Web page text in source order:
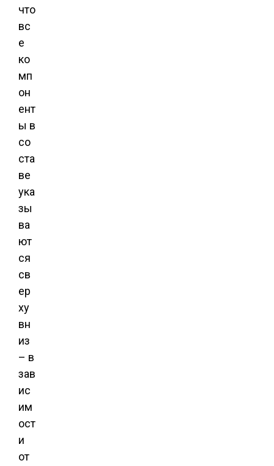
что
вс
е
ко
мп
он
ент
ы в
со
ста
ве
ука
зы
ва
ют
ся
св
ер
ху
вн
из
– в
зав
ис
им
ост
и
от